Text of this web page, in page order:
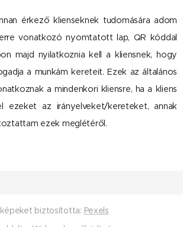
klienseknek tudomására adom
vonatkozó nyomtatott lap, QR kóddal
majd nyilatkoznia kell a kliensnek, hogy
a munkám kereteit. Ezek az általános
a mindenkori kliensre, ha a kliens
ezeket az irányelveket/kereteket, annak
ezek meglétéről.
biztosította: Pexels